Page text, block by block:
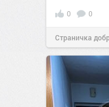
0 0
Страничка
позитива!12:38